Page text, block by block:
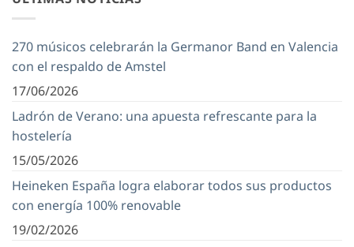
270 músicos celebrarán la Germanor Band en Valencia
con el respaldo de Amstel
17/06/2026
Ladrón de Verano: una apuesta refrescante para la
hostelería
15/05/2026
Heineken España logra elaborar todos sus productos
con energía 100% renovable
19/02/2026